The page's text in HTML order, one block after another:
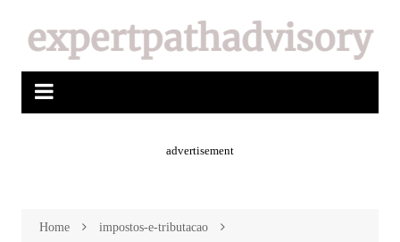
advertisement
Home
impostos-e-tributacao